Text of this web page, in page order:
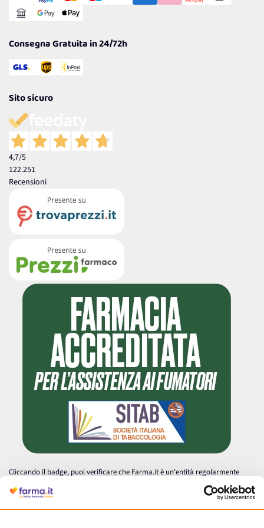
Reso Facile e Veloce
Consegna Gratuita in 24/72h
Sito sicuro
4,7/5
122.251
Recensioni
Cliccando il badge, puoi verificare che Farma.it è un'entità regolarmente
autorizzata dal Ministero della Salute a effettuare la vendita online di
medicinali.